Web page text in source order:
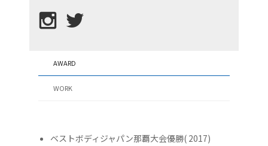
AWARD
WORK
ベストボディジャパン那覇大会優勝( 2017)